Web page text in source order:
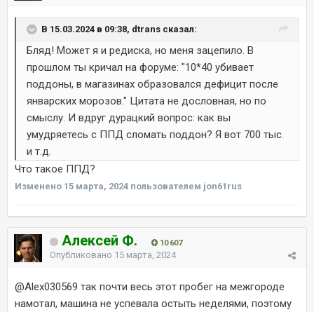
В 15.03.2024 в 09:38, dtrans сказал:
Бляд! Может я и редиска, но меня зацепило. В
прошлом ты кричал на форуме: "10*40 убивает
поддоны, в магазинах образовался дефицит после
январских морозов." Цитата не дословная, но по
смыслу. И вдруг дурацкий вопрос: как вы
умудряетесь с ППД сломать поддон? Я вот 700 тыс.
и т.д.
Что такое ППД?
Изменено 15 марта, 2024 пользователем jon61rus
Алексей Ф. 10 607
Опубликовано 15 марта, 2024
@Alex030569 так почти весь этот пробег на межгороде
намотал, машина не успевала остыть неделями, поэтому